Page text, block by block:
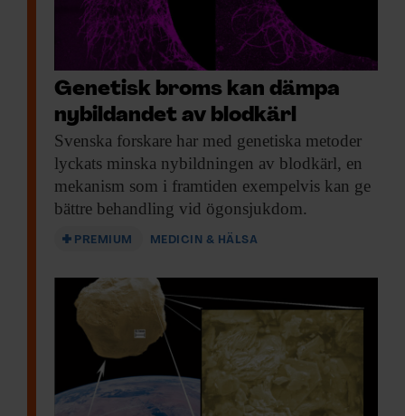
Genetisk broms kan dämpa
nybildandet av blodkärl
Svenska forskare har med genetiska metoder
lyckats minska nybildningen av blodkärl, en
mekanism som i framtiden exempelvis kan ge
bättre behandling vid ögonsjukdom.
PREMIUM MEDICIN & HÄLSA